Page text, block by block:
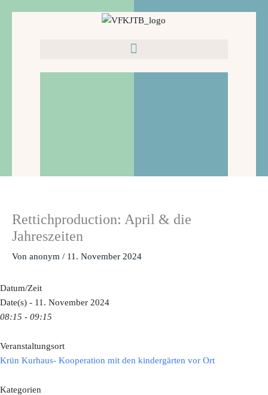
Rettichproduction: April & die
Jahreszeiten
Von anonym / 11. November 2024
Datum/Zeit
Date(s) - 11. November 2024
08:15 - 09:15
Veranstaltungsort
Krün Kurhaus- Kooperation mit den kindergärten vor Ort
Kategorien